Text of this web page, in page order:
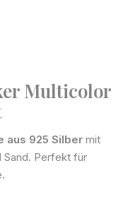
Multicolor
aus 925 Silber mit
Sand. Perfekt für